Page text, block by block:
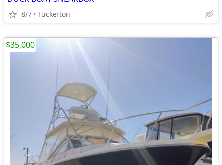
8/7 Tuckerton
$35,000